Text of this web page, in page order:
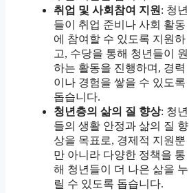
취업 및 사회참여 지원 : 청년
들이 취업 준비나 사회 활동
에 참여할 수 있도록 지원하
고, 수당을 통해 청년들이 원
하는 활동을 진행하며, 경력
이나 경험을 쌓을 수 있도록
돕습니다.
청년층의 삶의 질 향상: 청년
들의 생활 안정과 삶의 질 향
상을 목표로, 경제적 지원뿐
만 아니라 다양한 정책을 통
해 청년들이 더 나은 삶을 누
릴 수 있도록 돕습니다.